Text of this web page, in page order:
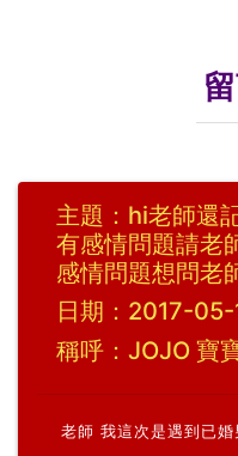
主題：hi老師還
有感情問題請老
感情問題想問老
日期：2017-05-
稱呼：JOJO 寶
老師 我這次是遇到已婚